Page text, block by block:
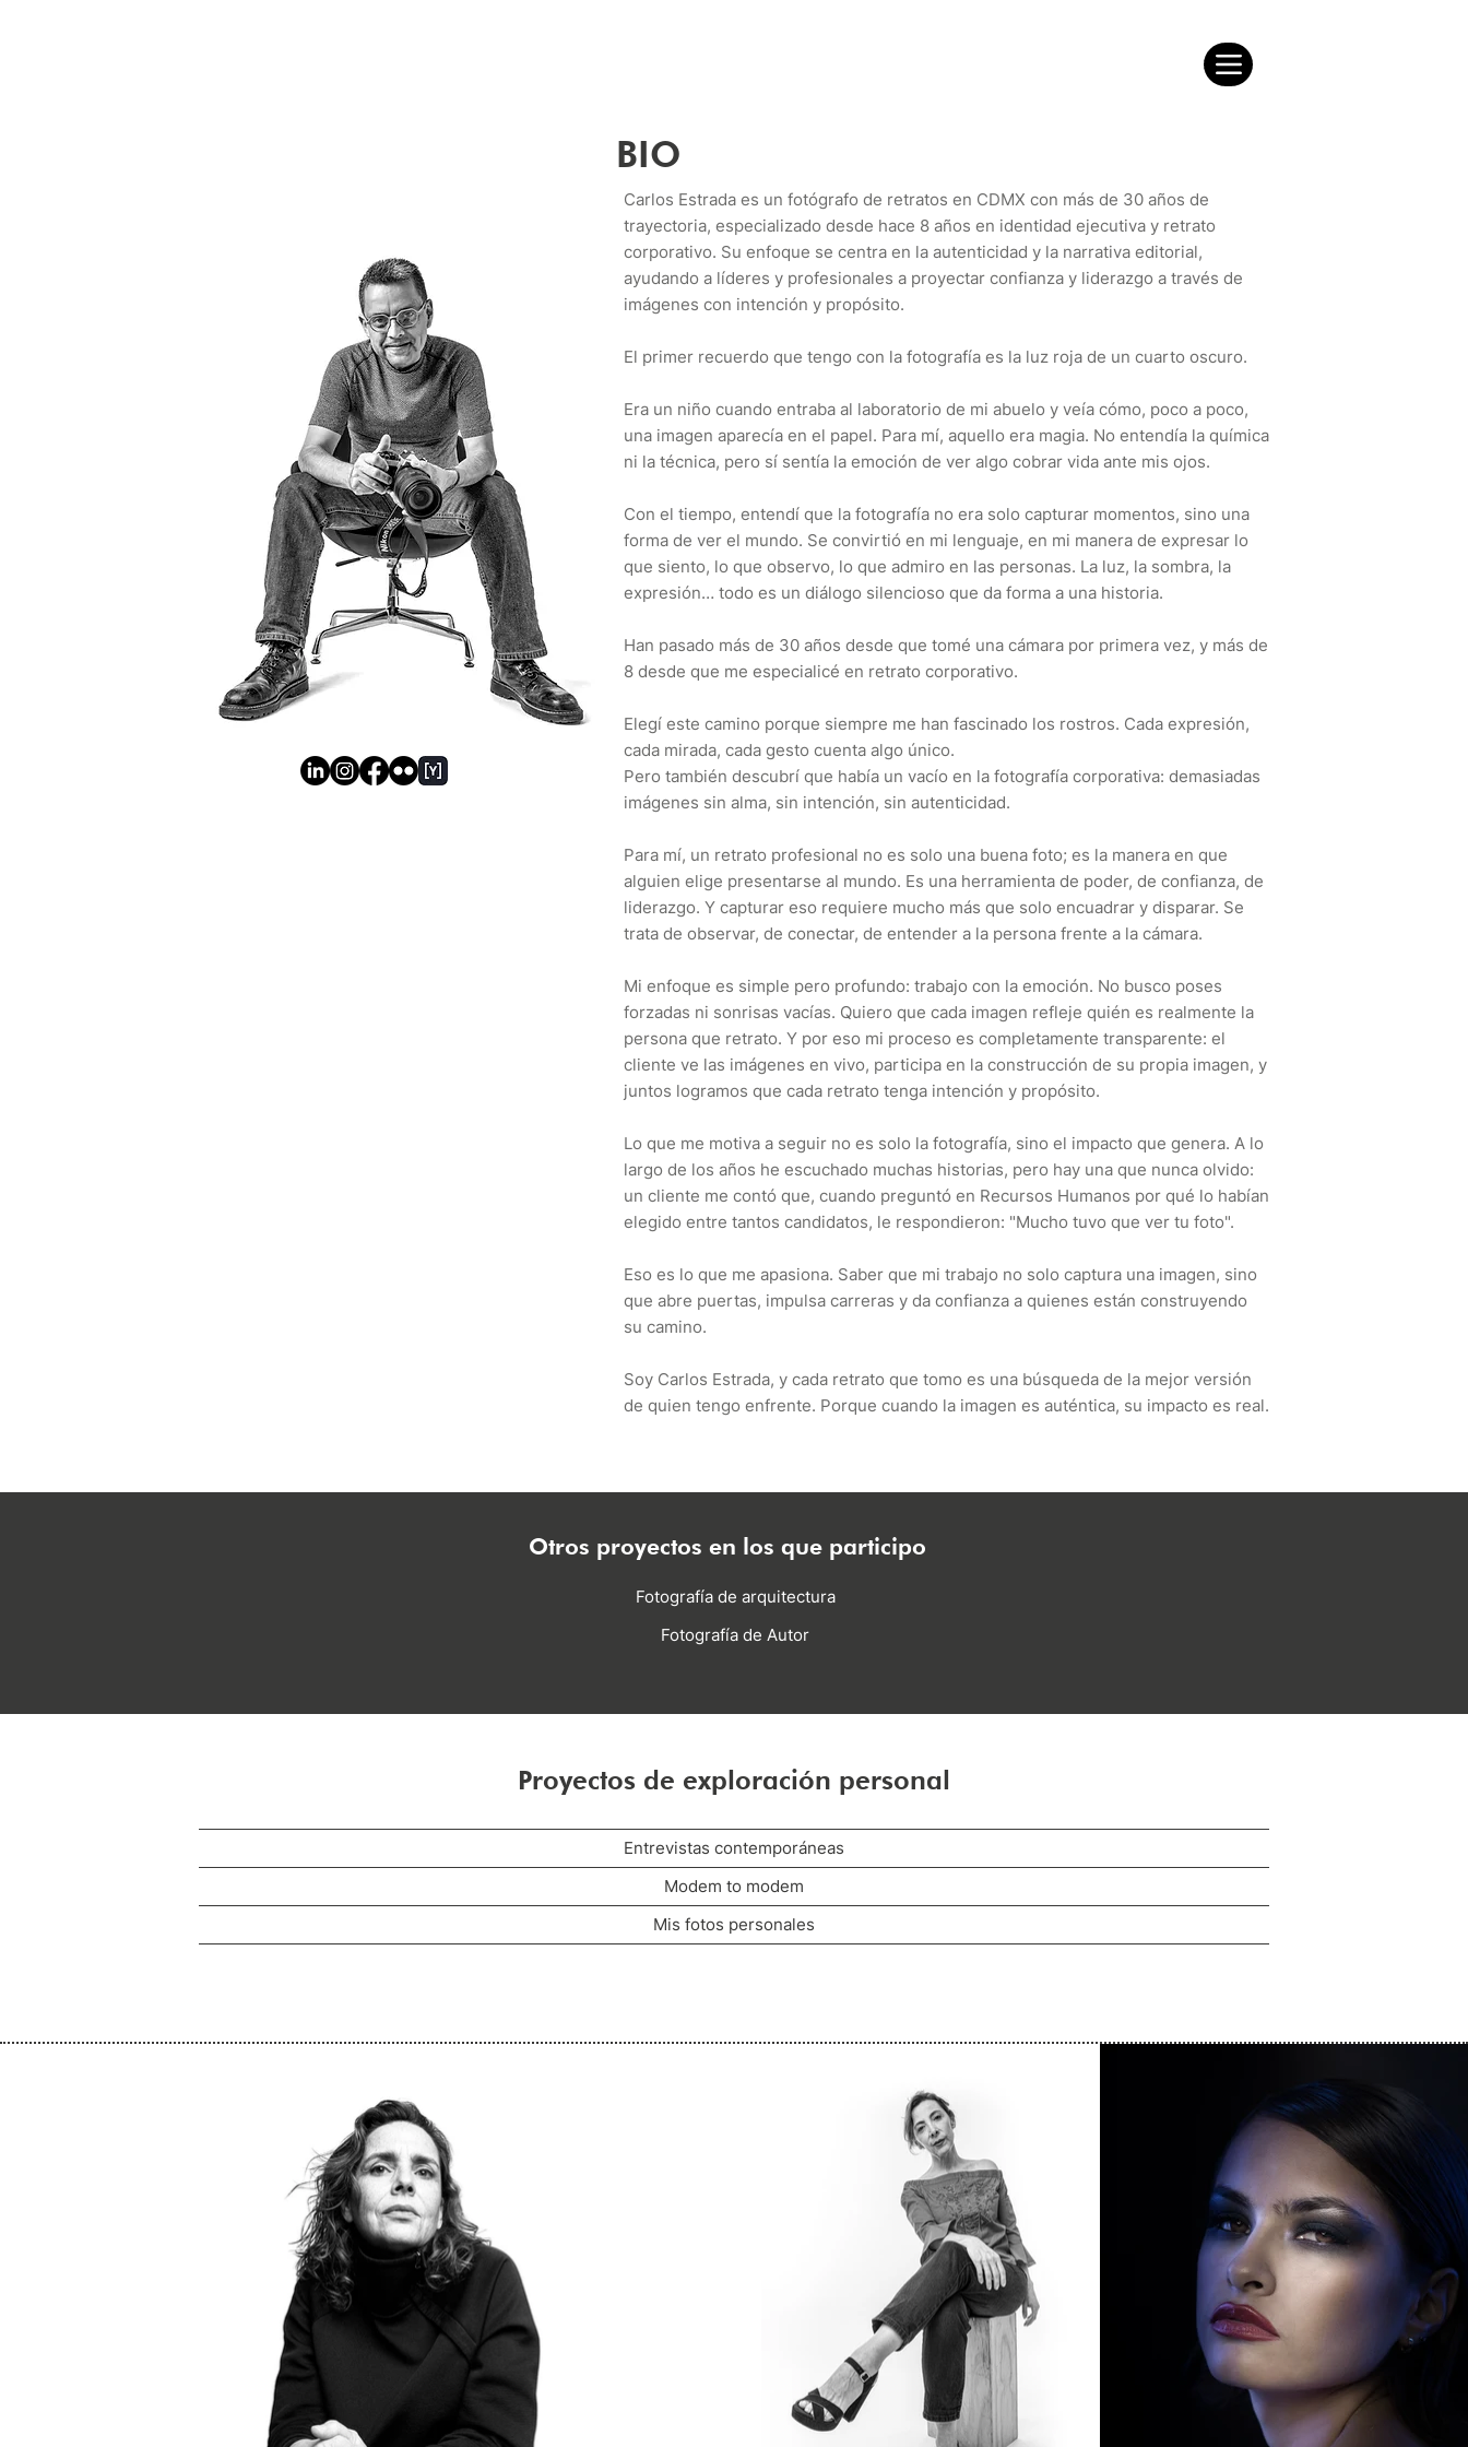
BIO
Carlos Estrada es un fotógrafo de retratos en CDMX con más de 30 años de
trayectoria, especializado desde hace 8 años en identidad ejecutiva y retrato
corporativo. Su enfoque se centra en la autenticidad y la narrativa editorial,
ayudando a líderes y profesionales a proyectar confianza y liderazgo a través de
imágenes con intención y propósito.
El primer recuerdo que tengo con la fotografía es la luz roja de un cuarto oscuro.
Era un niño cuando entraba al laboratorio de mi abuelo y veía cómo, poco a poco,
una imagen aparecía en el papel. Para mí, aquello era magia. No entendía la química
ni la técnica, pero sí sentía la emoción de ver algo cobrar vida ante mis ojos.
Con el tiempo, entendí que la fotografía no era solo capturar momentos, sino una
forma de ver el mundo. Se convirtió en mi lenguaje, en mi manera de expresar lo
que siento, lo que observo, lo que admiro en las personas. La luz, la sombra, la
expresión… todo es un diálogo silencioso que da forma a una historia.
Han pasado más de 30 años desde que tomé una cámara por primera vez, y más de
8 desde que me especialicé en retrato corporativo.
Elegí este camino porque siempre me han fascinado los rostros. Cada expresión,
cada mirada, cada gesto cuenta algo único.
Pero también descubrí que había un vacío en la fotografía corporativa: demasiadas
imágenes sin alma, sin intención, sin autenticidad.
Para mí, un retrato profesional no es solo una buena foto; es la manera en que
alguien elige presentarse al mundo. Es una herramienta de poder, de confianza, de
liderazgo. Y capturar eso requiere mucho más que solo encuadrar y disparar. Se
trata de observar, de conectar, de entender a la persona frente a la cámara.
Mi enfoque es simple pero profundo: trabajo con la emoción. No busco poses
forzadas ni sonrisas vacías. Quiero que cada imagen refleje quién es realmente la
persona que retrato. Y por eso mi proceso es completamente transparente: el
cliente ve las imágenes en vivo, participa en la construcción de su propia imagen, y
juntos logramos que cada retrato tenga intención y propósito.
Lo que me motiva a seguir no es solo la fotografía, sino el impacto que genera. A lo
largo de los años he escuchado muchas historias, pero hay una que nunca olvido:
un cliente me contó que, cuando preguntó en Recursos Humanos por qué lo habían
elegido entre tantos candidatos, le respondieron: "Mucho tuvo que ver tu foto".
Eso es lo que me apasiona. Saber que mi trabajo no solo captura una imagen, sino
que abre puertas, impulsa carreras y da confianza a quienes están construyendo
su camino.
Soy Carlos Estrada, y cada retrato que tomo es una búsqueda de la mejor versión
de quien tengo enfrente. Porque cuando la imagen es auténtica, su impacto es real.
Otros proyectos en los que participo
Fotografía de arquitectura
Fotografía de Autor
Proyectos de exploración personal
Entrevistas contemporáneas
Modem to modem
Mis fotos personales